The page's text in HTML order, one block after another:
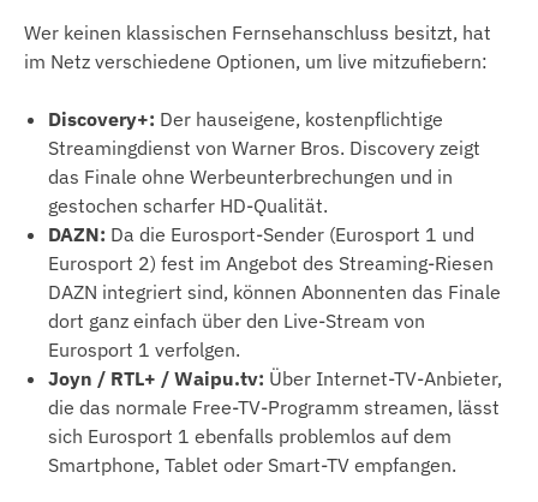
Wer keinen klassischen Fernsehanschluss besitzt, hat
im Netz verschiedene Optionen, um live mitzufiebern:
Discovery+: Der hauseigene, kostenpflichtige
Streamingdienst von Warner Bros. Discovery zeigt
das Finale ohne Werbeunterbrechungen und in
gestochen scharfer HD-Qualität.
DAZN: Da die Eurosport-Sender (Eurosport 1 und
Eurosport 2) fest im Angebot des Streaming-Riesen
DAZN integriert sind, können Abonnenten das Finale
dort ganz einfach über den Live-Stream von
Eurosport 1 verfolgen.
Joyn / RTL+ / Waipu.tv: Über Internet-TV-Anbieter,
die das normale Free-TV-Programm streamen, lässt
sich Eurosport 1 ebenfalls problemlos auf dem
Smartphone, Tablet oder Smart-TV empfangen.